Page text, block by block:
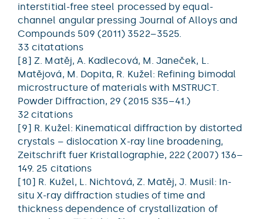
interstitial-free steel processed by equal-
channel angular pressing Journal of Alloys and
Compounds 509 (2011) 3522–3525.
33 citatations
[8] Z. Matěj, A. Kadlecová, M. Janeček, L.
Matějová, M. Dopita, R. Kužel: Refining bimodal
microstructure of materials with MSTRUCT.
Powder Diffraction, 29 (2015 S35–41.)
32 citations
[9] R. Kužel: Kinematical diffraction by distorted
crystals – dislocation X-ray line broadening,
Zeitschrift fuer Kristallographie, 222 (2007) 136–
149. 25 citations
[10] R. Kužel, L. Nichtová, Z. Matěj, J. Musil: In-
situ X-ray diffraction studies of time and
thickness dependence of crystallization of